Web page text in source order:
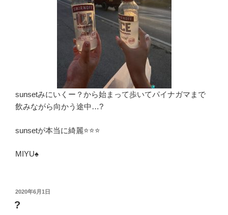
sunsetみにいくー？から始まって歩いてパイナガマまで
飲みながら向かう途中…?
sunsetが本当に綺麗⭐️⭐️⭐️
MIYU♠︎
投
稿
日:
2020年6月1日
?